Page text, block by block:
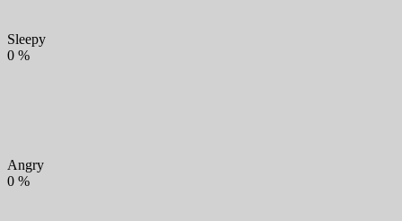
Sleepy
0 %
Angry
0 %